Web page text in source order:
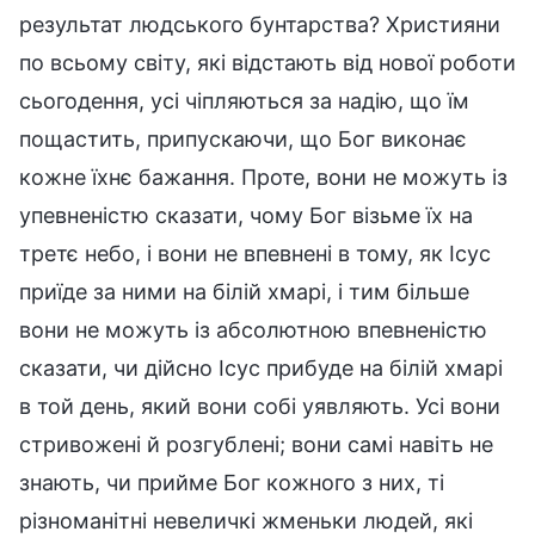
результат людського бунтарства? Християни
по всьому світу, які відстають від нової роботи
сьогодення, усі чіпляються за надію, що їм
пощастить, припускаючи, що Бог виконає
кожне їхнє бажання. Проте, вони не можуть із
упевненістю сказати, чому Бог візьме їх на
третє небо, і вони не впевнені в тому, як Ісус
приїде за ними на білій хмарі, і тим більше
вони не можуть із абсолютною впевненістю
сказати, чи дійсно Ісус прибуде на білій хмарі
в той день, який вони собі уявляють. Усі вони
стривожені й розгублені; вони самі навіть не
знають, чи прийме Бог кожного з них, ті
різноманітні невеличкі жменьки людей, які